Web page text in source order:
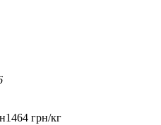
1464 грн/кг